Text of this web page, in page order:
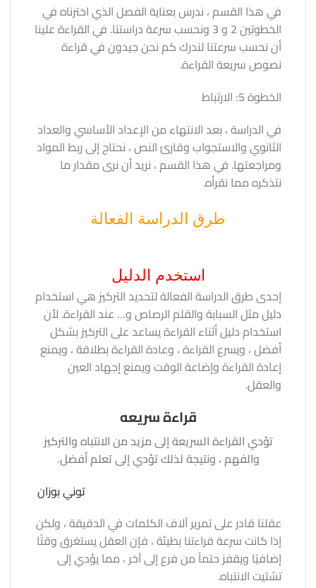
في هذا القسم ، ندرس بعناية الفصل الذي اخترناه في
الخطوتين 2 و 3 ونحسب سرعة دراستنا. في القراءة علينا
أن نحسب سرعتنا لندرك كم نحن جيدون في قراءة
نصوص سريعة القراءة.
الخطوة 5: الارتباط
في الدراسة ، بعد الانتهاء من الإعداد الأساسي والعداد
الثانوي والاستجواب وقارئ النص ، نحتاج إلى ربط المواد
ومراجعتها. في هذا القسم ، نريد أن نرى مقدار ما
نتذكره مما نقرأه.
طرق الدراسة الفعالة
استخدم الدليل
إحدى طرق الدراسة الفعالة لتحديد التركيز هي استخدام
دليل مثل السبابة والقلم الرصاص و… عند القراءة. لأن
استخدام دليل أثناء القراءة يساعد على التركيز بشكل
أفضل ، ويسرع القراءة ، وعادة القراءة بطلاقة ، ويمنع
إعادة القراءة وإضاعة الوقت ويمنع إجهاد العين
والعقل.
قراءة سريعه
تؤدي القراءة السريعة إلى مزيد من الانتباه والتركيز
والفهم ، ونتيجة لذلك تؤدي إلى تعلم أفضل.
توني بوزان
عقلنا قادر على تمرير آلاف الكلمات في الدقيقة ، ولكن
إذا كانت سرعة قراءتنا بطيئة ، فإن العقل يستغرق وقتًا
إضافيًا ويقفز حتماً من فرع إلى آخر ، مما يؤدي إلى
تشتيت الانتباه.